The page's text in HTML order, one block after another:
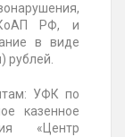
КоАП РФ, и
в виде
рублей.
УФК по
казенное
«Центр